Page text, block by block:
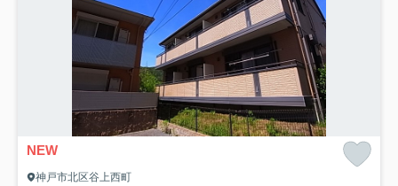
NEW
神戸市北区谷上西町